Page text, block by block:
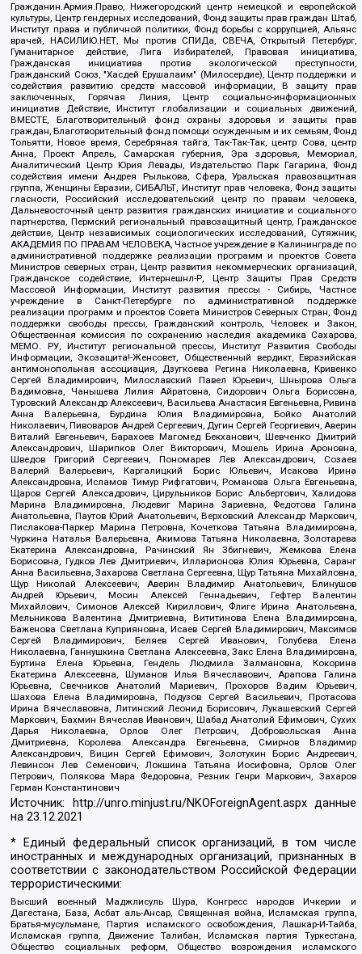
Гражданин.Армия.Право, Нижегородский центр немецкой и европейской
культуры, Центр гендерных исследований, Фонд защиты прав граждан Штаб,
Институт права и публичной политики, Фонд борьбы с коррупцией, Альянс
врачей, НАСИЛИЮ.НЕТ, Мы против СПИДа, СВЕЧА, Открытый Петербург,
Гуманитарное действие, Лига Избирателей, Правовая инициатива,
Гражданская инициатива против экологической преступности,
Гражданский Союз, "Хасдей Ерушалаим" (Милосердие), Центр поддержки и
содействия развитию средств массовой информации, В защиту прав
заключенных, Горячая Линия, Центр социально-информационных
инициатив Действие, Институт глобализации и социальных движений,
ВМЕСТЕ, Благотворительный фонд охраны здоровья и защиты прав
граждан, Благотворительный фонд помощи осужденным и их семьям, Фонд
Тольятти, Новое время, Серебряная тайга, Так-Так-Так, центр Сова, центр
Анна, Проект Апрель, Самарская губерния, Эра здоровья, Мемориал,
Аналитический Центр Юрия Левады, Издательство Парк Гагарина, Фонд
содействия имени Андрея Рылькова, Сфера, Уральская правозащитная
группа, Женщины Евразии, СИБАЛЬТ, Институт прав человека, Фонд защиты
гласности, Российский исследовательский центр по правам человека,
Дальневосточный центр развития гражданских инициатив и социального
партнерства, Пермский региональный правозащитный центр, Гражданское
действие, Центр независимых социологических исследований, Сутяжник,
АКАДЕМИЯ ПО ПРАВАМ ЧЕЛОВЕКА, Частное учреждение в Калининграде по
административной поддержке реализации программ и проектов Совета
Министров северных стран, Центр развития некоммерческих организаций,
Гражданское содействие, Интернешнл-Р, Центр Защиты Прав Средств
Массовой Информации, Институт развития прессы - Сибирь, Частное
учреждение в Санкт-Петербурге по административной поддержке
реализации программ и проектов Совета Министров Северных Стран, Фонд
поддержки свободы прессы, Гражданский контроль, Человек и Закон,
Общественная комиссия по сохранению наследия академика Сахарова,
МЕМО. РУ, Институт региональной прессы, Институт Развития Свободы
Информации, Экозащита!-Женсовет, Общественный вердикт, Евразийская
антимонопольная ассоциация, Дзугкоева Регина Николаевна, Кривенко
Сергей Владимирович, Милославский Павел Юрьевич, Шнырова Ольга
Вадимовна, Чанышева Лилия Айратовна, Сидорович Ольга Борисовна,
Туровский Александр Алексеевич, Васильева Анастасия Евгеньевна, Ривина
Анна Валерьевна, Бурдина Юлия Владимировна, Бойко Анатолий
Николаевич, Пивоваров Андрей Сергеевич, Дугин Сергей Георгиевич, Аверин
Виталий Евгеньевич, Барахоев Магомед Бекханович, Шевченко Дмитрий
Александрович, Шарипков Олег Викторович, Мошель Ирина Ароновна,
Шведов Григорий Сергеевич, Пономарев Лев Александрович, Созаев
Валерий Валерьевич, Каргалицкий Борис Юльевич, Исакова Ирина
Александровна, Исламов Тимур Рифгатович, Романова Ольга Евгеньевна,
Щаров Сергей Алексадрович, Цирульников Борис Альбертович, Халидова
Марина Владимировна, Людевиг Марина Зариевна, Федотова Галина
Анатольевна, Паутов Юрий Анатольевич, Верховский Александр Маркович,
Пислакова-Паркер Марина Петровна, Кочеткова Татьяна Владимировна,
Чуркина Наталья Валерьевна, Акимова Татьяна Николаевна, Золотарева
Екатерина Александровна, Рачинский Ян Збигневич, Жемкова Елена
Борисовна, Гудков Лев Дмитриевич, Илларионова Юлия Юрьевна, Саранг
Анна Васильевна, Захарова Светлана Сергеевна, Щур Татьяна Михайловна,
Щур Николай Алексеевич, Аверин Владимир Анатольевич, Блинушов
Андрей Юрьевич, Мосин Алексей Геннадьевич, Гефтер Валентин
Михайлович, Симонов Алексей Кириллович, Флиге Ирина Анатольевна,
Мельникова Валентина Дмитриевна, Вититинова Елена Владимировна,
Баженова Светлана Куприяновна, Исаев Сергей Владимирович, Максимов
Сергей Владимирович, Беляев Сергей Иванович, Голубева Елена
Николаевна, Ганнушкина Светлана Алексеевна, Закс Елена Владимировна,
Буртина Елена Юрьевна, Гендель Людмила Залмановна, Кокорина
Екатерина Алексеевна, Шуманов Илья Вячеславович, Арапова Галина
Юрьевна, Свечников Анатолий Мариевич, Прохоров Вадим Юрьевич,
Шахова Елена Владимировна, Подузов Сергей Васильевич, Протасова
Ирина Вячеславовна, Литинский Леонид Борисович, Лукашевский Сергей
Маркович, Бахмин Вячеслав Иванович, Шабад Анатолий Ефимович, Сухих
Дарья Николаевна, Орлов Олег Петрович, Добровольская Анна
Дмитриевна, Королева Александра Евгеньевна, Смирнов Владимир
Александрович, Вицин Сергей Ефимович, Золотухин Борис Андреевич,
Левинсон Лев Семенович, Локшина Татьяна Иосифовна, Орлов Олег
Петрович, Полякова Мара Федоровна, Резник Генри Маркович, Захаров
Герман Константинович
Источник: http://unro.minjust.ru/NKOForeignAgent.aspxданные
на23.12.2021
* Единый федеральный список организаций, в том числе
иностранных и международных организаций, признанных в
соответствии с законодательством Российской Федерации
террористическими:
Высший военный Маджлисуль Шура, Конгресс народов Ичкерии и
Дагестана, База, Асбат аль-Ансар, Священная война, Исламская группа,
Братья-мусульмане, Партия исламского освобождения, Лашкар-И-Тайба,
Исламская группа, Движение Талибан, Исламская партия Туркестана,
Общество социальных реформ, Общество возрождения исламского